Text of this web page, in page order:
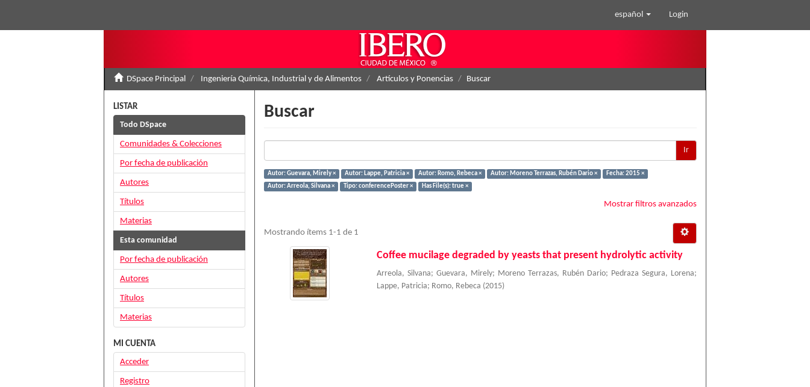
español Login
DSpace Principal Ingeniería Química, Industrial y de Alimentos Artículos y Ponencias Buscar
Buscar
Ir
Autor: Guevara, Mirely × Autor: Lappe, Patricia × Autor: Romo, Rebeca × Autor: Moreno Terrazas, Rubén Dario ×
Fecha: 2015 ×
Autor: Arreola, Silvana ×
Tipo: conferencePoster × Has File(s): true ×
Mostrar filtros avanzados
Mostrando ítems 1-1 de 1
Coffee mucilage degraded by yeasts that present hydrolytic activity
Arreola, Silvana; Guevara, Mirely; Moreno Terrazas, Rubén Dario; Pedraza Segura, Lorena;
Lappe, Patricia; Romo, Rebeca (2015)
LISTAR
Todo DSpace
Comunidades & Colecciones
Por fecha de publicación
Autores
Títulos
Materias
Esta comunidad
Por fecha de publicación
Autores
Títulos
Materias
MI CUENTA
Acceder
Registro